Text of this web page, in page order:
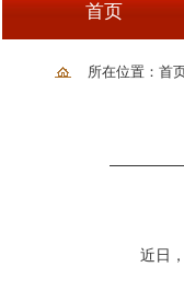
首页
所在位置：首
近日